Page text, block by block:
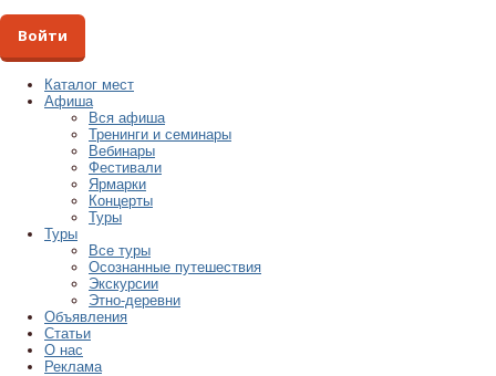
Войти
Каталог мест
Афиша
Вся афиша
Тренинги и семинары
Вебинары
Фестивали
Ярмарки
Концерты
Туры
Туры
Все туры
Осознанные путешествия
Экскурсии
Этно-деревни
Объявления
Статьи
О нас
Реклама